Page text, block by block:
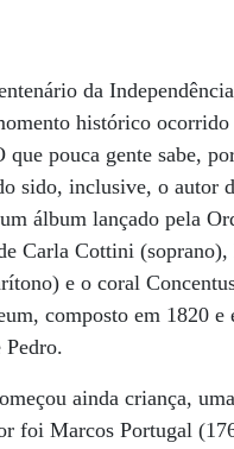
da
histórico
pouca gente sabe,
sido, inclusive, o autor
álbum lançado pela
Carla Cottini
e o coral
composto em 1820
ainda criança,
foi Marcos Portugal